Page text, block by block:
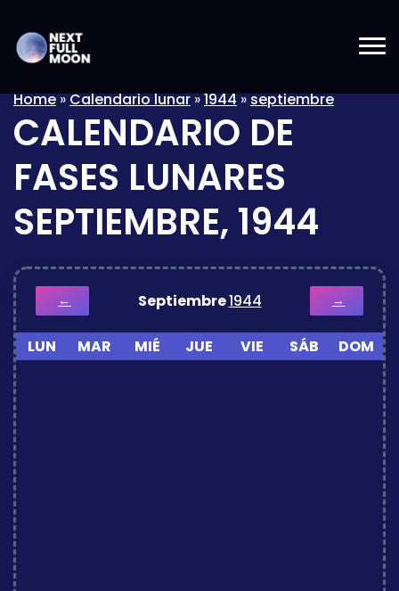
Home»Calendario lunar»1944»septiembre
CALENDARIO DE
FASES LUNARES
SEPTIEMBRE, 1944
← Septiembre1944 →
LUN MAR MIÉ JUE VIE SÁB DOM